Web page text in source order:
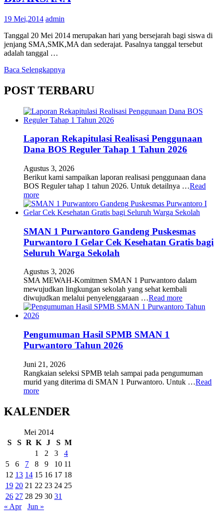
19 Mei,2014 admin
Tanggal 20 Mei 2014 merupakan hari yang bersejarah bagi siswa di
jenjang SMA,SMK,MA dan sederajat. Pasalnya tanggal tersebut
adalah tanggal …
Baca Selengkapnya
POST TERBARU
Laporan Rekapitulasi Realisasi Penggunaan
Dana BOS Reguler Tahap 1 Tahun 2026
Agustus 3, 2026
Berikut kami sampaikan laporan realisasi penggunaan dana
BOS Reguler tahap 1 tahun 2026. Untuk detailnya …Read
more
SMAN 1 Purwantoro Gandeng Puskesmas
Purwantoro I Gelar Cek Kesehatan Gratis bagi
Seluruh Warga Sekolah
Agustus 3, 2026
SMA MEWAH-Komitmen SMAN 1 Purwantoro dalam
mewujudkan lingkungan sekolah yang sehat kembali
diwujudkan melalui penyelenggaraan …Read more
Pengumuman Hasil SPMB SMAN 1
Purwantoro Tahun 2026
Juni 21, 2026
Rangkaian seleksi SPMB telah sampai pada pengumuman
murid yang diterima di SMAN 1 Purwantoro. Untuk …Read
more
KALENDER
Mei 2014
S
S R K J S M
1
2 3
4
5
6 7 8 9 10 11
12 13 14 15 16 17 18
19 20 21 22 23 24 25
26 27 28 29 30 31
« Apr
Jun »